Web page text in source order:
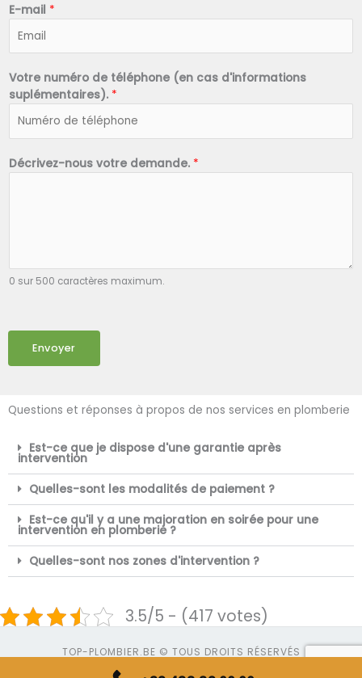
*
E-mail *
Votre numéro de téléphone (en cas d'informations
suplémentaires). *
Décrivez-nous votre demande. *
0 sur 500 caractères maximum.
Envoyer
Questions et réponses à propos de nos services en plomberie
Est-ce que je dispose d'une garantie après
intervention
Quelles-sont les modalités de paiement ?
Est-ce qu'il y a une majoration en soirée pour une
intervention en plomberie ?
Quelles-sont nos zones d'intervention ?
3.5/5 - (417 votes)
TOP-PLOMBIER.BE © TOUS DROITS RÉSERVÉS